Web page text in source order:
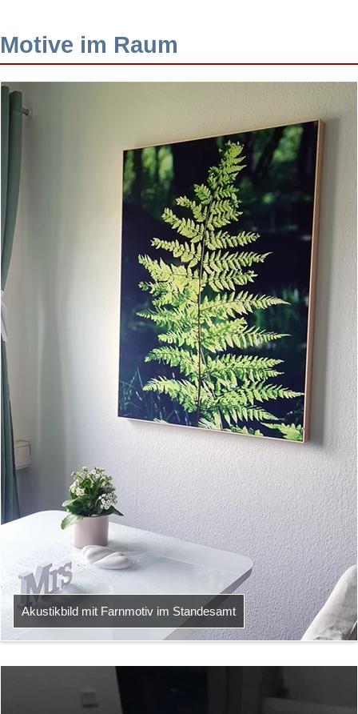
Motive im Raum
Akustikbild mit Farnmotiv im Standesamt